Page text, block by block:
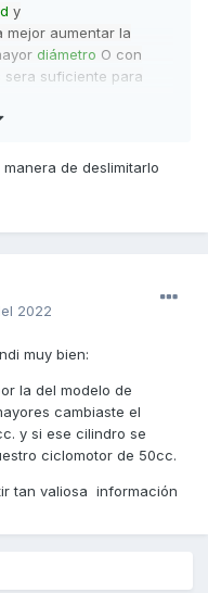
y
mejor aumentar la
diámetro O con
sera suficiente para
de deslimitarlo
2022
muy bien:
la del modelo de
cambiaste el
y si ese cilindro se
ciclomotor de 50cc.
tan valiosa información